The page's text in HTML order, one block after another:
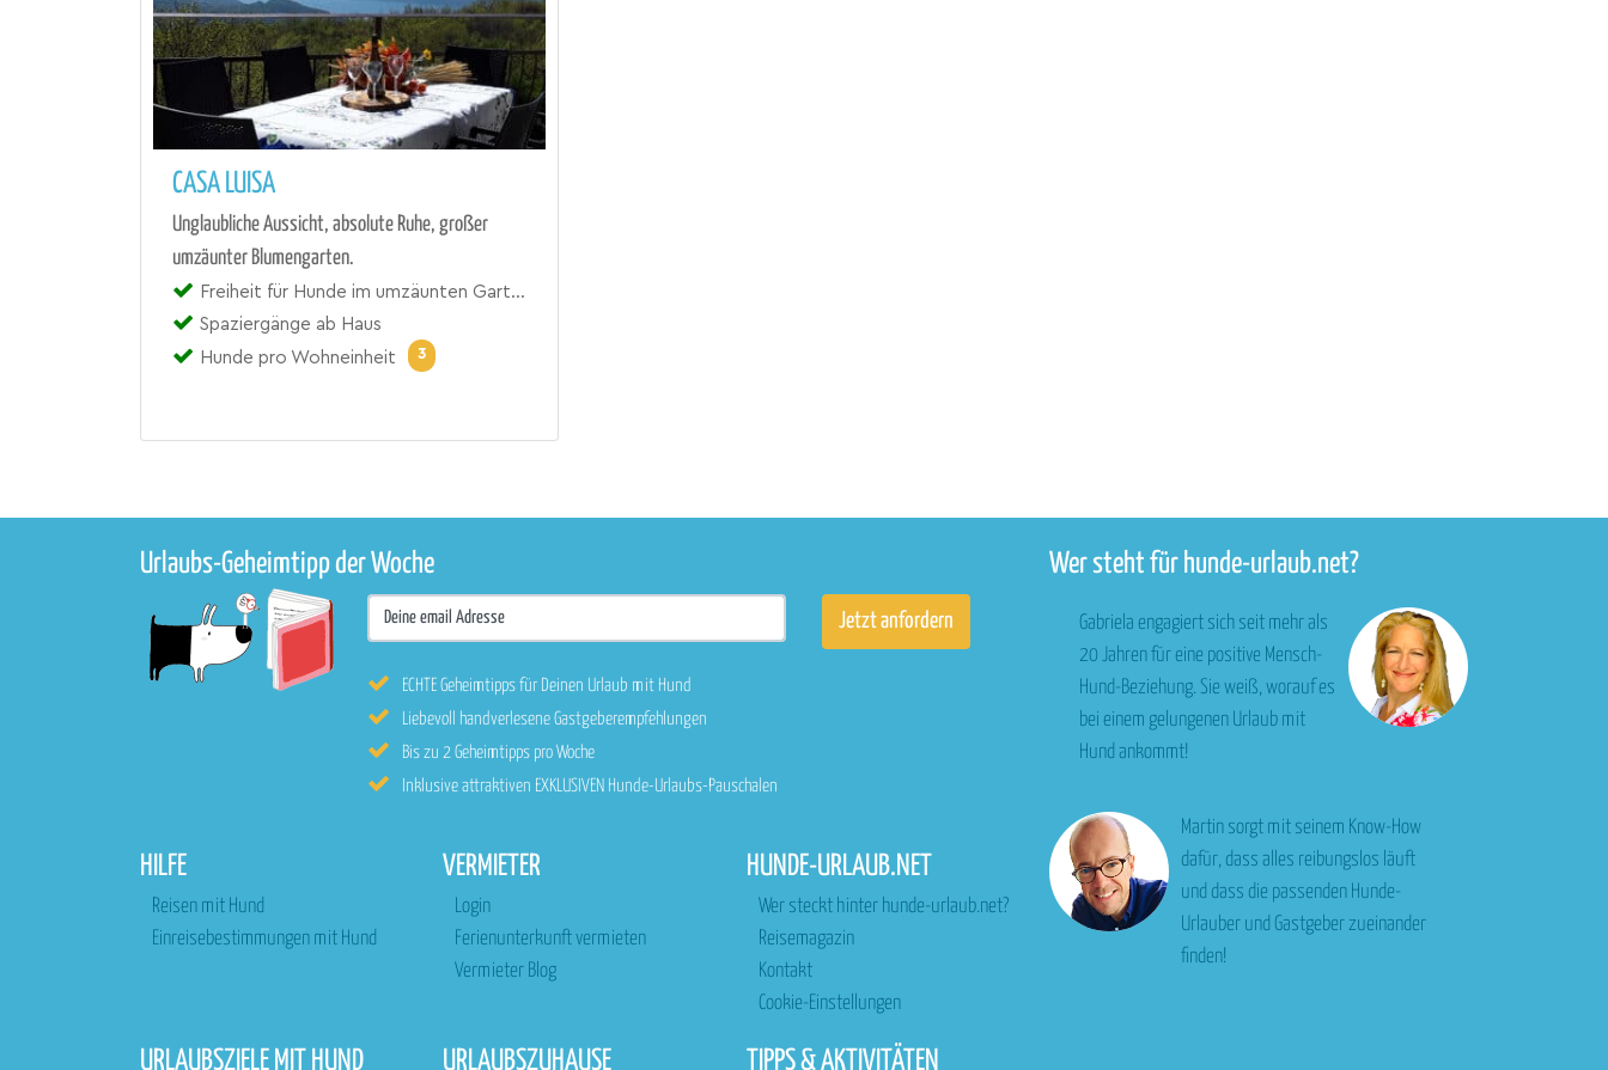
CASA LUISA
Unglaubliche Aussicht, absolute Ruhe, großer
umzäunter Blumengarten.
Freiheit für Hunde im umzäunten Garten
Spaziergänge ab Haus
Hunde pro Wohneinheit
3
Urlaubs-Geheimtipp der Woche
ECHTE Geheimtipps für Deinen Urlaub mit Hund
Liebevoll handverlesene Gastgeberempfehlungen
Bis zu 2 Geheimtipps pro Woche
Inklusive attraktiven EXKLUSIVEN Hunde-Urlaubs-Pauschalen
HILFE
Reisen mit Hund
Einreisebestimmungen mit Hund
VERMIETER
Login
Ferienunterkunft vermieten
Vermieter Blog
HUNDE-URLAUB.NET
Wer steckt hinter hunde-urlaub.net?
Reisemagazin
Kontakt
Cookie-Einstellungen
URLAUBSZIELE MIT HUND URLAUBSZUHAUSE TIPPS & AKTIVITÄTEN
Wer steht für hunde-urlaub.net?
Gabriela engagiert sich seit mehr als
20 Jahren für eine positive Mensch-
Hund-Beziehung. Sie weiß, worauf es
bei einem gelungenen Urlaub mit
Hund ankommt!
Martin sorgt mit seinem Know-How
dafür, dass alles reibungslos läuft
und dass die passenden Hunde-
Urlauber und Gastgeber zueinander
finden!